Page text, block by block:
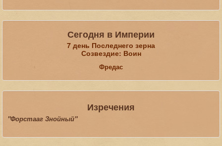
Сегодня в Империи
7 день Последнего зерна
Созвездие: Воин
Фредас
Изречения
"Форстааг Знойный"